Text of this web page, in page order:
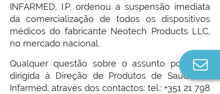
INFARMED, I.P. ordenou a suspensão imediata
da comercialização de todos os dispositivos
médicos do fabricante Neotech Products LLC,
no mercado nacional.
Qualquer questão sobre o assunto pode ser
dirigida à Direção de Produtos de Saúde do
Infarmed, através dos contactos: tel.: +351 21 798